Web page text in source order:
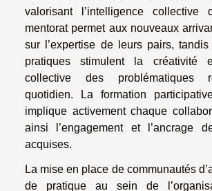
valorisant l’intelligence collective
mentorat permet aux nouveaux
sur l’expertise de leurs pairs,
pratiques stimulent la créativité
collective des problématiques
quotidien. La formation
implique activement chaque
ainsi l’engagement et l’ancrage
acquises.
La mise en place de communautés
de pratique au sein de